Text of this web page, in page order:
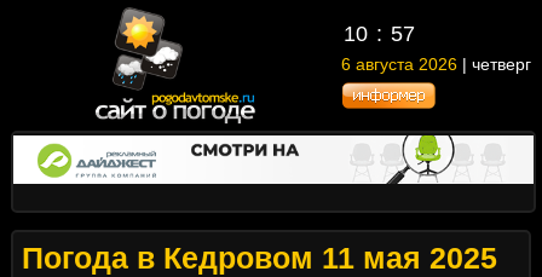
10 : 57
6 августа 2026 | четверг
Погода в Кедровом 11 мая 2025